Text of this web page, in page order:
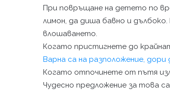
При повръщане на детето по
лимон, да диша бавно и
влошаването.
Когато пристигнете до
Варна са на разположение,
Когато отпочинете от пътя
Чудесно предложение за това